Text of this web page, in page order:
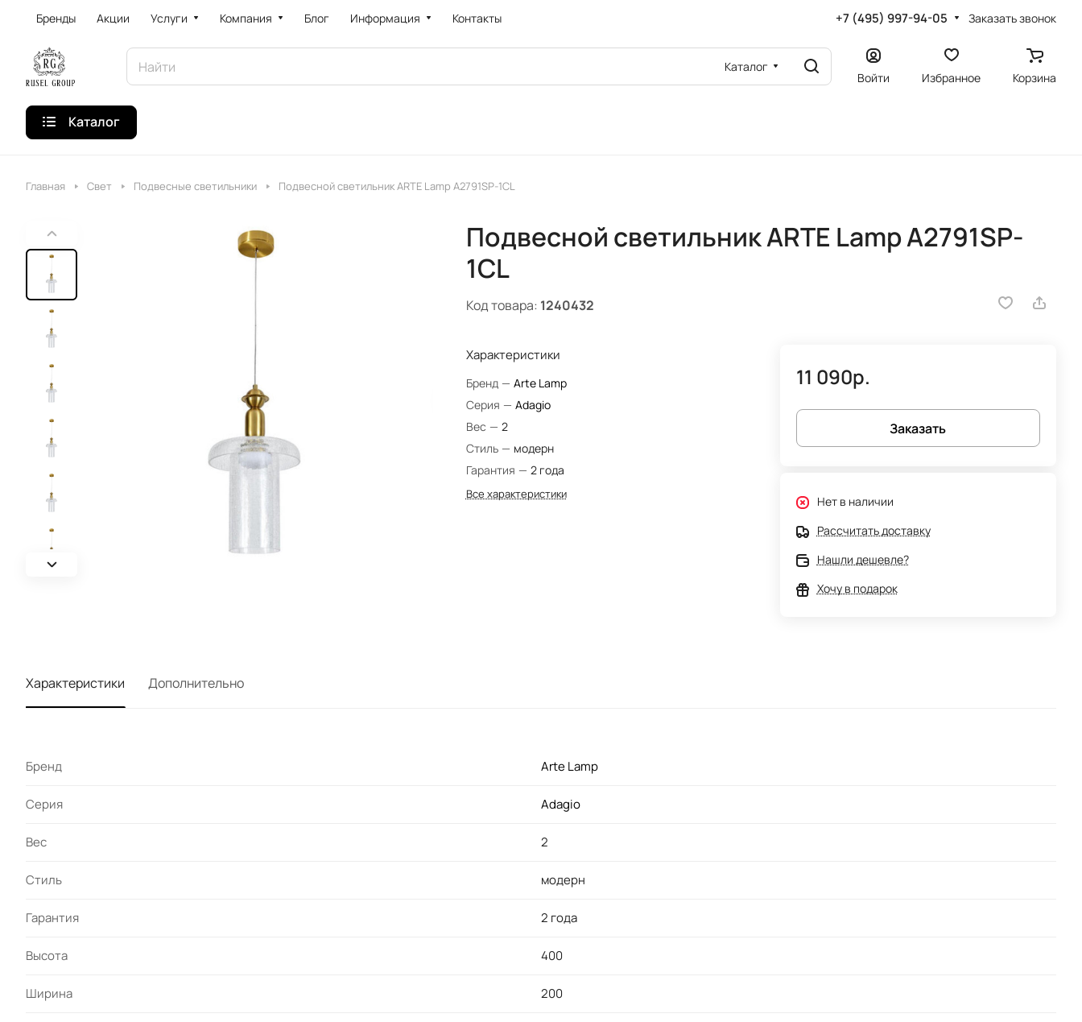
Бренды Акции Услуги Компания Блог Информация Контакты +7 (495) 997-94-05 Заказать звонок
Каталог
Войти Избранное Корзина
Каталог
Главная Свет Подвесные светильники Подвесной светильник ARTE Lamp A2791SP-1CL
Подвесной светильник ARTE Lamp A2791SP-
1CL
Код товара: 1240432
Характеристики
Бренд — Arte Lamp
Серия — Adagio
Вес — 2
Стиль — модерн
Гарантия — 2 года
Все характеристики
11 090р.
Заказать
Нет в наличии
Рассчитать доставку
Нашли дешевле?
Хочу в подарок
Характеристики Дополнительно
Бренд Arte Lamp
Серия Adagio
Вес 2
Стиль модерн
Гарантия 2 года
Высота 400
Ширина 200